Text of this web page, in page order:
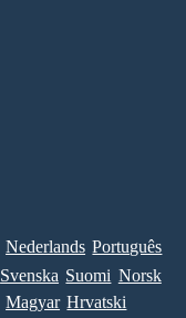
Nederlands Português
Svenska Suomi Norsk
Magyar Hrvatski